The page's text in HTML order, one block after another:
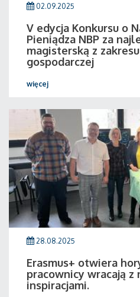
02.09.2025
V edycja Konkursu o
Pieniądza NBP za
magisterską z
gospodarczej
więcej
28.08.2025
Erasmus+ otwiera
pracownicy wracają z
inspiracjami.